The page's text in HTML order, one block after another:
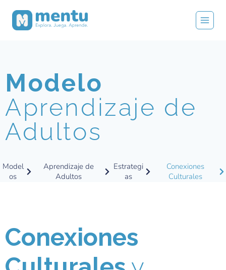
Modelo
Aprendizaje de
Adultos
Model
os
Aprendizaje de
Adultos
Estrategi
as
Conexiones
Culturales
Conexiones